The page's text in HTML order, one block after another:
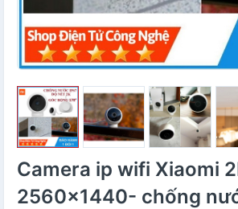
Camera ip wifi Xiaomi
2560x1440- chống